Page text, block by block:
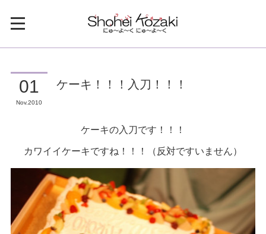
01
Nov 2010
ケーキ！！！入刀！！！
ケーキの入刀です！！！
カワイイケーキですね！！！（反対ですいません）